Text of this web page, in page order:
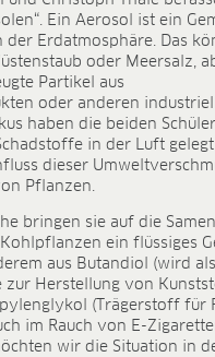
Ein Aerosol ist ein
der Erdatmosphäre. Das
oder Meersalz,
Partikel aus
oder anderen
haben die beiden
in der Luft
dieser
Pflanzen.
bringen sie auf die
ein flüssiges
aus Butandiol (wird als
zur Herstellung von
(Trägerstoff für
im Rauch von E-
wir die Situation in